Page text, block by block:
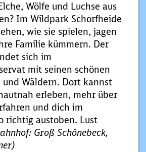
Wölfe und Luchse aus
Im Wildpark Schorfheide
wie sie spielen, jagen
Familie kümmern. Der
sich im
mit seinen schönen
und Wäldern. Dort kannst
erleben, mehr über
und dich im
richtig austoben. Lust
Groß Schönebeck,